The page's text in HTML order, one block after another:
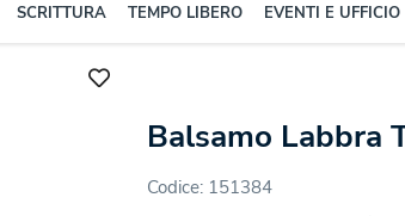
SCRITTURA TEMPO LIBERO EVENTI E UFFICIO
Balsamo Labbra
Codice: 151384